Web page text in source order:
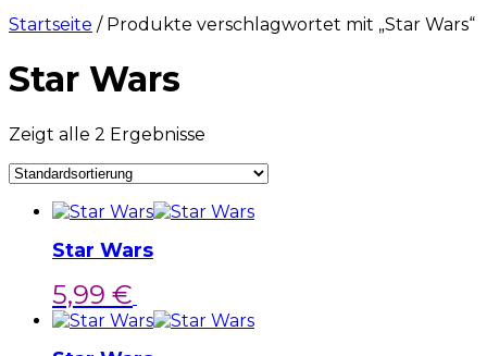
Startseite / Produkte verschlagwortet mit „Star Wars“
Star Wars
Zeigt alle 2 Ergebnisse
Star Wars
5,99 €